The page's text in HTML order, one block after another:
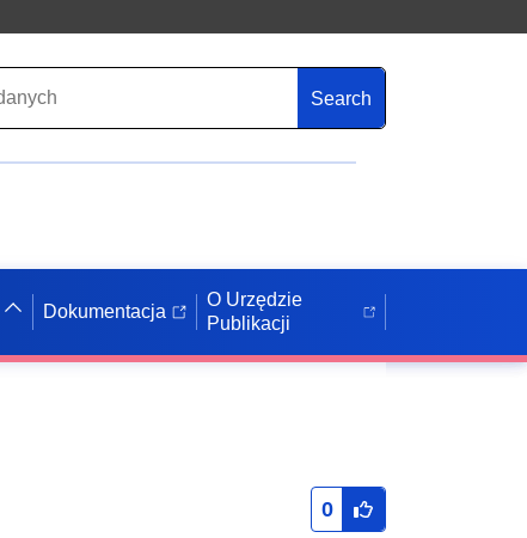
Search
Dokumentacja
O Urzędzie
Publikacji
0